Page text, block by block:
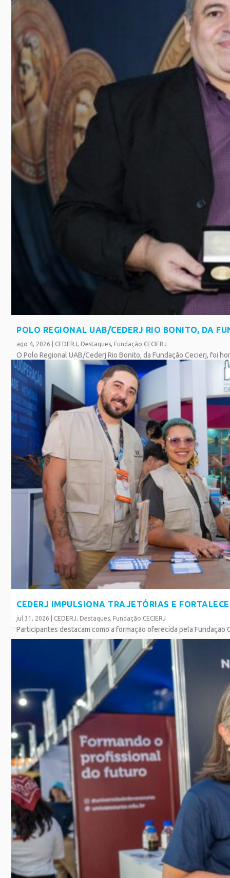
POLO REGIONAL UAB/CEDERJ RIO BONITO, DA
ago 4, 2026 CEDERJ, Destaques, Fundação CECIERJ
O Polo Regional UAB/Cederj Rio Bonito, da Fundação Cecierj, foi
SAIBA MAIS
CEDERJ IMPULSIONA TRAJETÓRIAS E
jul 31, 2026 CEDERJ, Destaques, Fundação CECIERJ
Participantes destacam como a formação oferecida pela Fundação